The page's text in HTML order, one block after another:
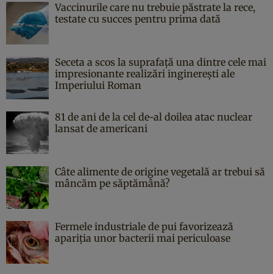
Vaccinurile care nu trebuie păstrate la rece,
testate cu succes pentru prima dată
Seceta a scos la suprafață una dintre cele mai
impresionante realizări inginerești ale
Imperiului Roman
81 de ani de la cel de-al doilea atac nuclear
lansat de americani
Câte alimente de origine vegetală ar trebui să
mâncăm pe săptămână?
Fermele industriale de pui favorizează
apariția unor bacterii mai periculoase